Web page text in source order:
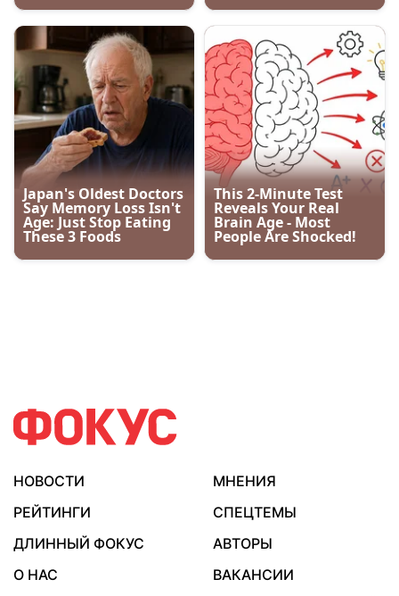
НОВОСТИ
МНЕНИЯ
РЕЙТИНГИ
СПЕЦТЕМЫ
ДЛИННЫЙ ФОКУС
АВТОРЫ
О НАС
ВАКАНСИИ